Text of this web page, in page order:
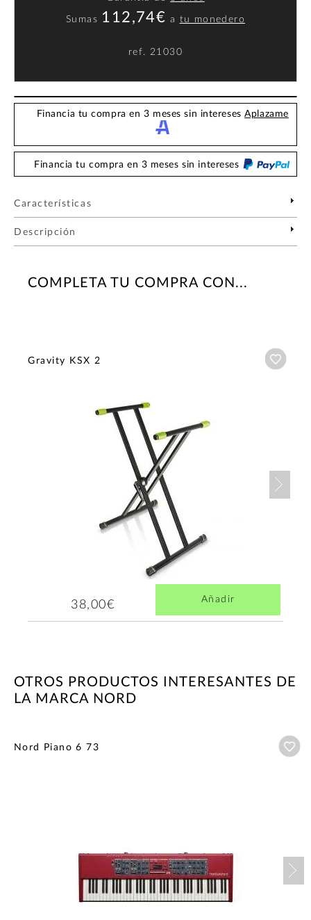
Sumas 112,74€ a tu monedero
ref. 21030
Financia tu compra en 3 meses sin interesesAplazame
Financia tu compra en 3 meses sin intereses
Características
Descripción
COMPLETA TU COMPRA CON...
Gravity KSX 2
38,00€ Añadir
OTROS PRODUCTOS INTERESANTES DE
LA MARCA NORD
Nord Piano 6 73